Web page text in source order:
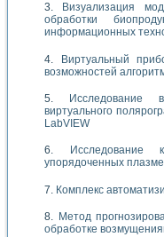
Визуализация
обработки
информационных
Виртуальный
возможностей
Исследование
виртуального
LabVIEW
Исследование
упорядоченных
Комплекс
Метод
обработке